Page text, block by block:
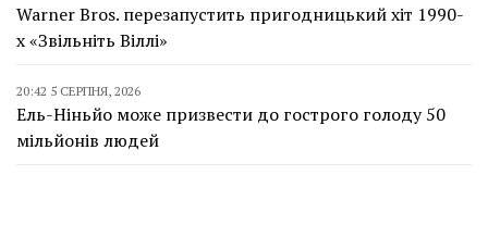
Warner Bros. перезапустить пригодницький хіт 1990-
х «Звільніть Віллі»
20:42 5 СЕРПНЯ, 2026
Ель-Ніньйо може призвести до гострого голоду 50
мільйонів людей